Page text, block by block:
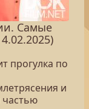
Самые
прогулка по
и
частью